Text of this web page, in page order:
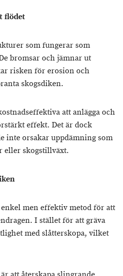
flödet
som fungerar som
bromsar och jämnar ut
risken för erosion och
skogsdiken.
att anlägga och
effekt. Det är dock
inte orsakar uppdämning som
eller skogstillväxt.
men effektiv metod för att
I stället för att gräva
med slåtterskopa, vilket